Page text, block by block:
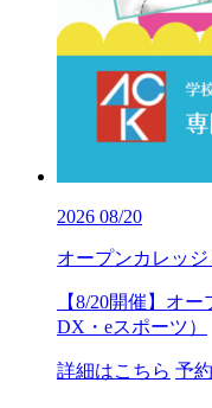
2026 08/20
オープンカレッジ
【8/20開催】オ
DX・eスポーツ）
詳細はこちら 予